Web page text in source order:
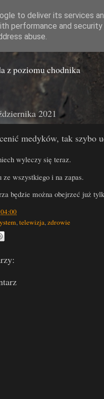
z poziomu chodnika
2021
medyków, tak szybo
wyleczy się teraz.
wszystkiego i na zapas.
będzie można obejrzeć już
04:00
,telewizja,zdrowie
to deliver its services
performance and
abuse.